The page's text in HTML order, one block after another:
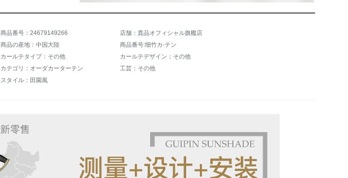
商品番号：24679149266
店舗：貴品オフィシャル旗艦店
商品の産地：中国大陸
商品番号:细竹カ-テン
カールテタイプ：その他
カールテデザイン：その他
カテゴリ：オーダカーターテン
工芸：その他
スタイル：田園風